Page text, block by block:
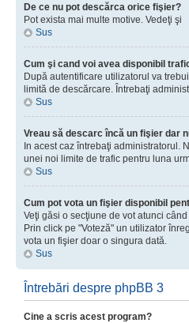
De ce nu pot descărca orice fişier?
Pot exista mai multe motive. Vedeţi şi
Sus
Cum şi cand voi avea disponibil
După autentificare utilizatorul va
limită de descărcare. Întrebaţi
Sus
Vreau să descarc încă un fişier dar
In acest caz întrebaţi administratorul.
unei noi limite de trafic pentru luna
Sus
Cum pot vota un fişier disponibil
Veţi găsi o secţiune de vot atunci
Prin click pe "Voteză" un utilizator
vota un fişier doar o singura dată.
Sus
Întrebări despre phpBB 3
Cine a scris acest program?